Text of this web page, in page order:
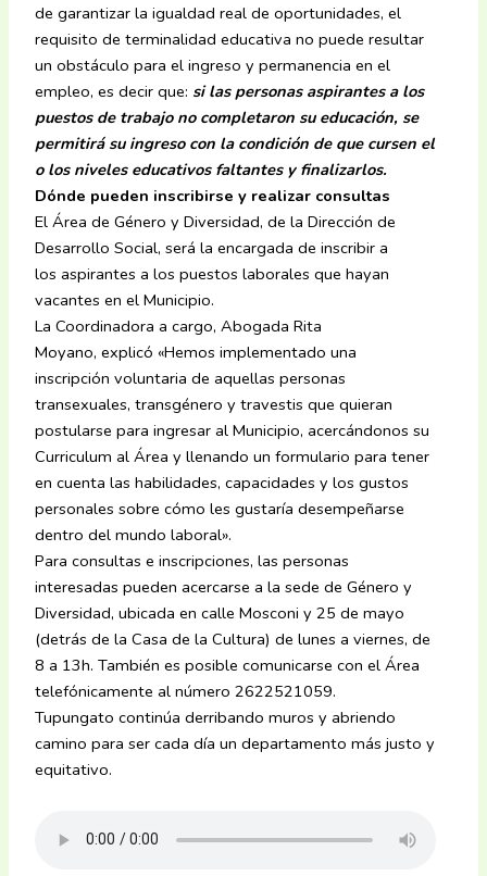
de garantizar la igualdad real de oportunidades, el
requisito de terminalidad educativa no puede resultar
un obstáculo para el ingreso y permanencia en el
empleo, es decir que: si las personas aspirantes a los
puestos de trabajo no completaron su educación, se
permitirá su ingreso con la condición de que cursen el
o los niveles educativos faltantes y finalizarlos.
Dónde pueden inscribirse y realizar consultas
El Área de Género y Diversidad, de la Dirección de
Desarrollo Social, será la encargada de inscribir a
los aspirantes a los puestos laborales que hayan
vacantes en el Municipio.
La Coordinadora a cargo, Abogada Rita
Moyano, explicó «Hemos implementado una
inscripción voluntaria de aquellas personas
transexuales, transgénero y travestis que quieran
postularse para ingresar al Municipio, acercándonos su
Curriculum al Área y llenando un formulario para tener
en cuenta las habilidades, capacidades y los gustos
personales sobre cómo les gustaría desempeñarse
dentro del mundo laboral».
Para consultas e inscripciones, las personas
interesadas pueden acercarse a la sede de Género y
Diversidad, ubicada en calle Mosconi y 25 de mayo
(detrás de la Casa de la Cultura) de lunes a viernes, de
8 a 13h. También es posible comunicarse con el Área
telefónicamente al número 2622521059.
Tupungato continúa derribando muros y abriendo
camino para ser cada día un departamento más justo y
equitativo.